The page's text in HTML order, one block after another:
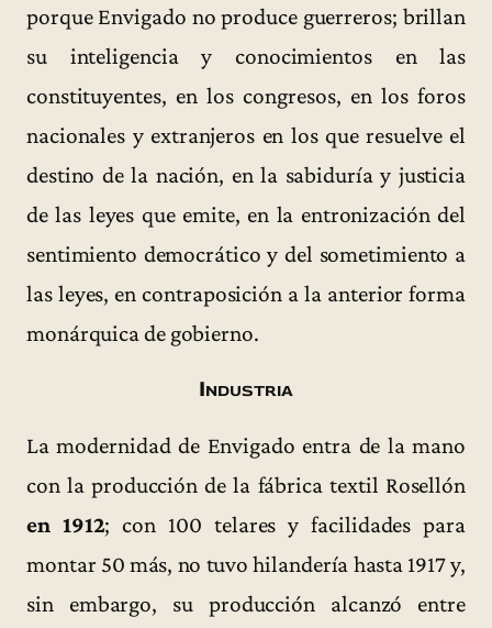
porque Envigado no produce guerreros; brillan
su inteligencia y conocimientos en las
constituyentes, en los congresos, en los foros
nacionales y extranjeros en los que resuelve el
destino de la nación, en la sabiduría y justicia
de las leyes que emite, en la entronización del
sentimiento democrático y del sometimiento a
las leyes, en contraposición a la anterior forma
monárquica de gobierno.
Industria
La modernidad de Envigado entra de la mano
con la producción de la fábrica textil Rosellón
en 1912; con 100 telares y facilidades para
montar 50 más, no tuvo hilandería hasta 1917 y,
sin embargo, su producción alcanzó entre